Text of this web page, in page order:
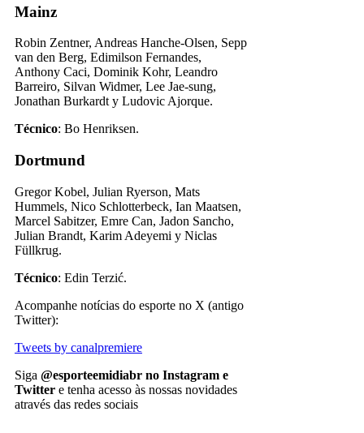
Mainz
Robin Zentner, Andreas Hanche-Olsen, Sepp
van den Berg, Edimilson Fernandes,
Anthony Caci, Dominik Kohr, Leandro
Barreiro, Silvan Widmer, Lee Jae-sung,
Jonathan Burkardt y Ludovic Ajorque.
Técnico: Bo Henriksen.
Dortmund
Gregor Kobel, Julian Ryerson, Mats
Hummels, Nico Schlotterbeck, Ian Maatsen,
Marcel Sabitzer, Emre Can, Jadon Sancho,
Julian Brandt, Karim Adeyemi y Niclas
Füllkrug.
Técnico: Edin Terzić.
Acompanhe notícias do esporte no X (antigo
Twitter):
Tweets by canalpremiere
Siga @esporteemidiabr no Instagram e
Twitter e tenha acesso às nossas novidades
através das redes sociais